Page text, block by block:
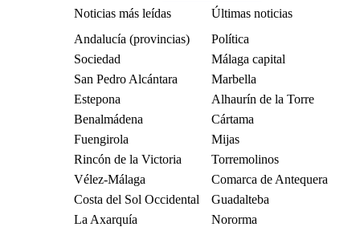
Noticias más leídas
Últimas noticias
Andalucía (provincias)
Política
Sociedad
Málaga capital
San Pedro Alcántara
Marbella
Estepona
Alhaurín de la Torre
Benalmádena
Cártama
Fuengirola
Mijas
Rincón de la Victoria
Torremolinos
Vélez-Málaga
Comarca de Antequera
Costa del Sol Occidental
Guadalteba
La Axarquía
Nororma